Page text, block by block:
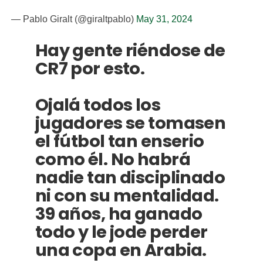
— Pablo Giralt (@giraltpablo) May 31, 2024
Hay gente riéndose de
CR7 por esto.
Ojalá todos los
jugadores se tomasen
el fútbol tan enserio
como él. No habrá
nadie tan disciplinado
ni con su mentalidad.
39 años, ha ganado
todo y le jode perder
una copa en Arabia.